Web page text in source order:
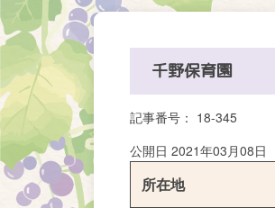
千野保育園
記事番号： 18-345
公開日 2021年03月08日
所在地